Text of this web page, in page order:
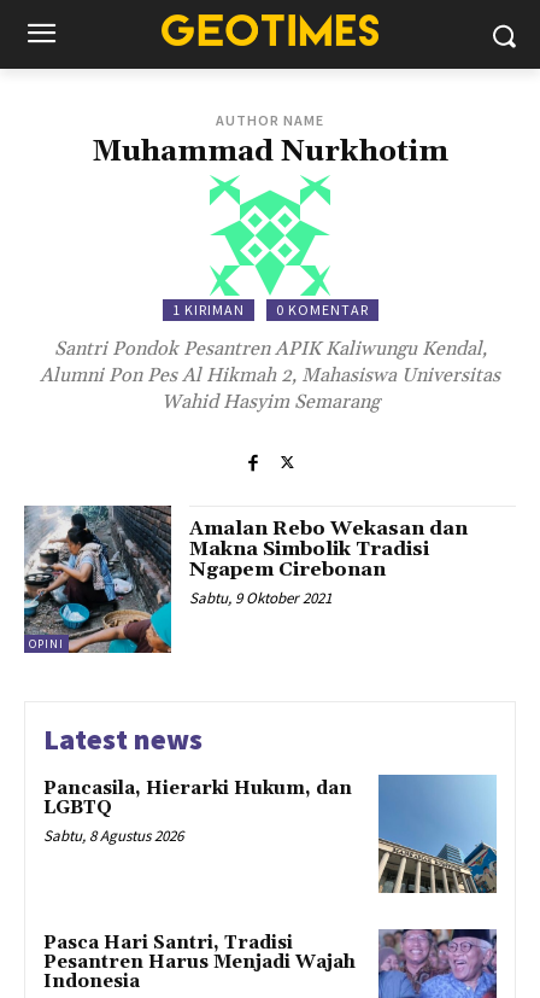
AUTHOR NAME
Muhammad Nurkhotim
1 KIRIMAN 0 KOMENTAR
Santri Pondok Pesantren APIK Kaliwungu Kendal,
Alumni Pon Pes Al Hikmah 2, Mahasiswa Universitas
Wahid Hasyim Semarang
OPINI
Amalan Rebo Wekasan dan
Makna Simbolik Tradisi
Ngapem Cirebonan
Sabtu, 9 Oktober 2021
Latest news
Pancasila, Hierarki Hukum, dan
LGBTQ
Sabtu, 8 Agustus 2026
Pasca Hari Santri, Tradisi
Pesantren Harus Menjadi Wajah
Indonesia